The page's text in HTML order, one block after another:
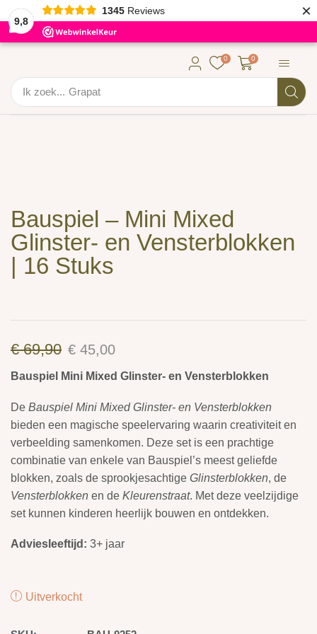
9,8
1345 Reviews ×
Ik zoek... Grapat
0 0
Bauspiel – Mini Mixed
Glinster- en Vensterblokken
| 16 Stuks
€69,90 € 45,00
Bauspiel Mini Mixed Glinster- en Vensterblokken
De Bauspiel Mini Mixed Glinster- en Vensterblokken
bieden een magische speelervaring waarin creativiteit en
verbeelding samenkomen. Deze set is een prachtige
combinatie van enkele van Bauspiel’s meest geliefde
blokken, zoals de sprookjesachtige Glinsterblokken, de
Vensterblokken en de Kleurenstraat. Met deze veelzijdige
set kunnen kinderen heerlijk bouwen en ontdekken.
Adviesleeftijd: 3+ jaar
Uitverkocht